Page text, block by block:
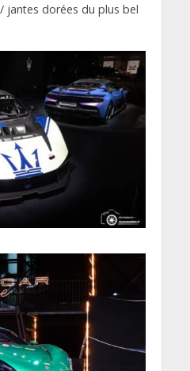
jantes dorées du plus bel